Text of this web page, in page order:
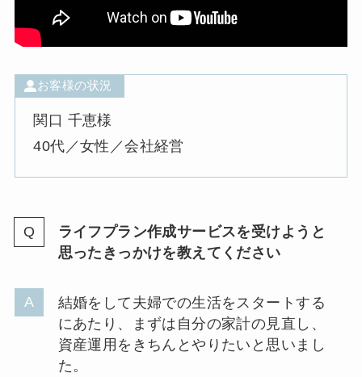
お客様の状況
関口 千恵様
40代／女性／会社経営
ライフプラン作成サービスを受けようと
思ったきっかけを教えてください
結婚をして夫婦での生活をスタートする
にあたり、まずは自分の家計の見直し、
資産運用をきちんとやりたいと思いまし
た。